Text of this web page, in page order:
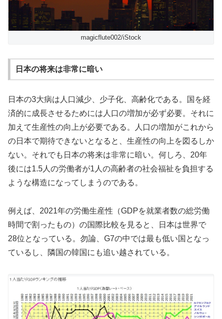
magicflute002/iStock
日本の将来は非常に暗い
日本の3大病は人口減少、少子化、高齢化である。国を経
済的に成長させるためには人口の増加が必ず必要。それに
加えて生産性の向上が必要である。人口の増加がこれから
の日本で期待できないとなると、生産性の向上を図るしか
ない。それでも日本の将来は非常に暗い。何しろ、20年
後には1.5人の労働者が1人の高齢者の社会福祉を負担する
ような構造になってしまうのである。
例えば、2021年の労働生産性（GDPを就業者数の総労働
時間で割ったもの）の国際比較を見ると、日本は世界で
28位となっている。勿論、G7の中では最も低い国となっ
ているし、隣国の韓国にも追い越されている。